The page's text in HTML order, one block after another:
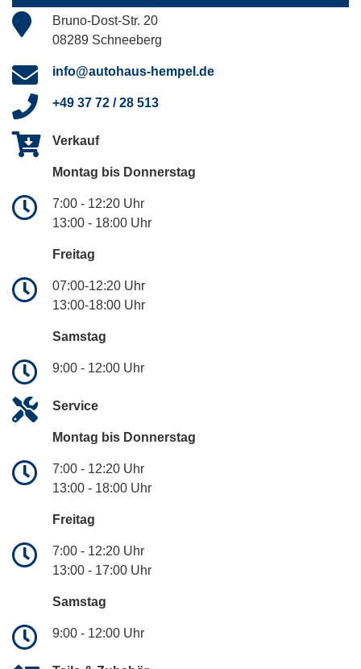
Bruno-Dost-Str. 20
08289 Schneeberg
info@autohaus-hempel.de
+49 37 72 / 28 513
Verkauf
Montag bis Donnerstag
7:00 - 12:20 Uhr
13:00 - 18:00 Uhr
Freitag
07:00-12:20 Uhr
13:00-18:00 Uhr
Samstag
9:00 - 12:00 Uhr
Service
Montag bis Donnerstag
7:00 - 12:20 Uhr
13:00 - 18:00 Uhr
Freitag
7:00 - 12:20 Uhr
13:00 - 17:00 Uhr
Samstag
9:00 - 12:00 Uhr